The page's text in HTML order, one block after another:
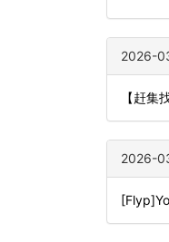
2026-
【赶集
2026-